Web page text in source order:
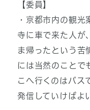
【委員】
・京都市内の観光
寺に車で来た人が
ま帰ったという苦
には当然のことで
こへ行くのはバス
発信していけばよ